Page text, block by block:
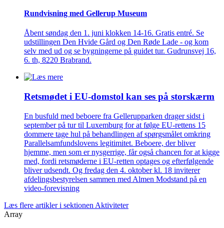
Rundvisning med Gellerup Museum
Åbent søndag den 1. juni klokken 14-16. Gratis entré. Se
udstillingen Den Hvide Gård og Den Røde Lade - og kom
selv med ud og se bygningerne på guidet tur. Gudrunsvej 16,
6. th, 8220 Brabrand.
Retsmødet i EU-domstol kan ses på storskærm
En busfuld med beboere fra Gellerupparken drager sidst i
september på tur til Luxemburg for at følge EU-rettens 15
dommere tage hul på behandlingen af spørgsmålet omkring
Parallelsamfundslovens legitimitet. Beboere, der bliver
hjemme, men som er nysgerrige, får også chancen for at kigge
med, fordi retsmøderne i EU-retten optages og efterfølgende
bliver udsendt. Og fredag den 4. oktober kl. 18 inviterer
afdelingsbestyrelsen sammen med Almen Modstand på en
video-forevisning
Læs flere artikler i sektionen Aktiviteter
Array